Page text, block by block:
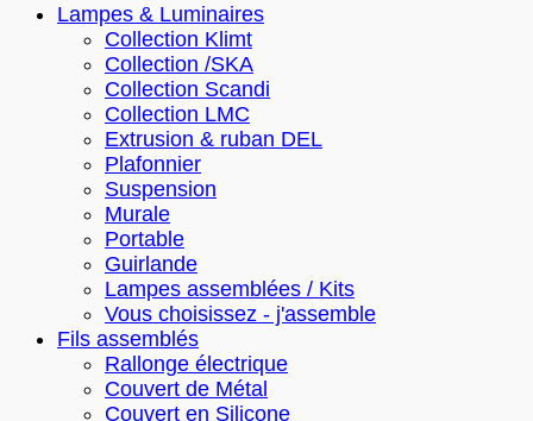
Lampes & Luminaires
Collection Klimt
Collection /SKA
Collection Scandi
Collection LMC
Extrusion & ruban DEL
Plafonnier
Suspension
Murale
Portable
Guirlande
Lampes assemblées / Kits
Vous choisissez - j'assemble
Fils assemblés
Rallonge électrique
Couvert de Métal
Couvert en Silicone